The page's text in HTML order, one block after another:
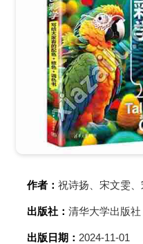
作者： 祝诗扬、宋文雯
出版社： 清华大学出版社
出版日期： 2024-11-01